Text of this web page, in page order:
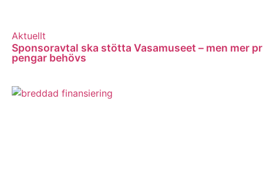
Aktuellt
Sponsoravtal ska stötta Vasamuseet – men mer
pengar behövs